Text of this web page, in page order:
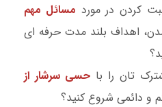
کردن در مورد مسائل مهم
اهداف بلند مدت حرفه ای
تان را با حسی سرشار از
و دائمی شروع کنید؟